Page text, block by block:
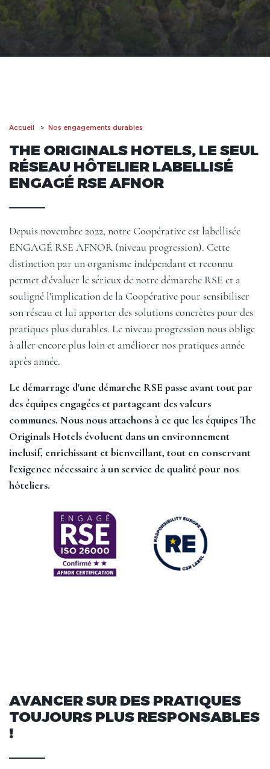
Accueil Nos engagements durables
THE ORIGINALS HOTELS, LE SEUL
RÉSEAU HÔTELIER LABELLISÉ
ENGAGÉ RSE AFNOR
Depuis novembre 2022, notre Coopérative est labellisée
ENGAGÉ RSE AFNOR (niveau progression). Cette
distinction par un organisme indépendant et reconnu
permet d'évaluer le sérieux de notre démarche RSE et a
souligné l'implication de la Coopérative pour sensibiliser
son réseau et lui apporter des solutions concrètes pour des
pratiques plus durables. Le niveau progression nous oblige
à aller encore plus loin et améliorer nos pratiques année
après année.
Le démarrage d'une démarche RSE passe avant tout par
des équipes engagées et partageant des valeurs
communes. Nous nous attachons à ce que les équipes The
Originals Hotels évoluent dans un environnement
inclusif, enrichissant et bienveillant, tout en conservant
l'exigence nécessaire à un service de qualité pour nos
hôteliers.
AVANCER SUR DES PRATIQUES
TOUJOURS PLUS RESPONSABLES
!